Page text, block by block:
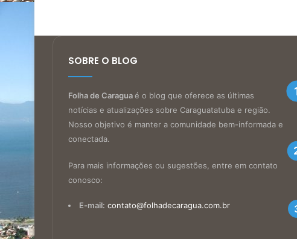
SOBRE O BLOG
Folha de Caraguaé o blog que oferece as últimas
notícias e atualizações sobre Caraguatatuba e região.
Nosso objetivo é manter a comunidade bem-informada e
conectada.
Para mais informações ou sugestões, entre em contato
conosco:
E-mail: contato@folhadecaragua.com.br